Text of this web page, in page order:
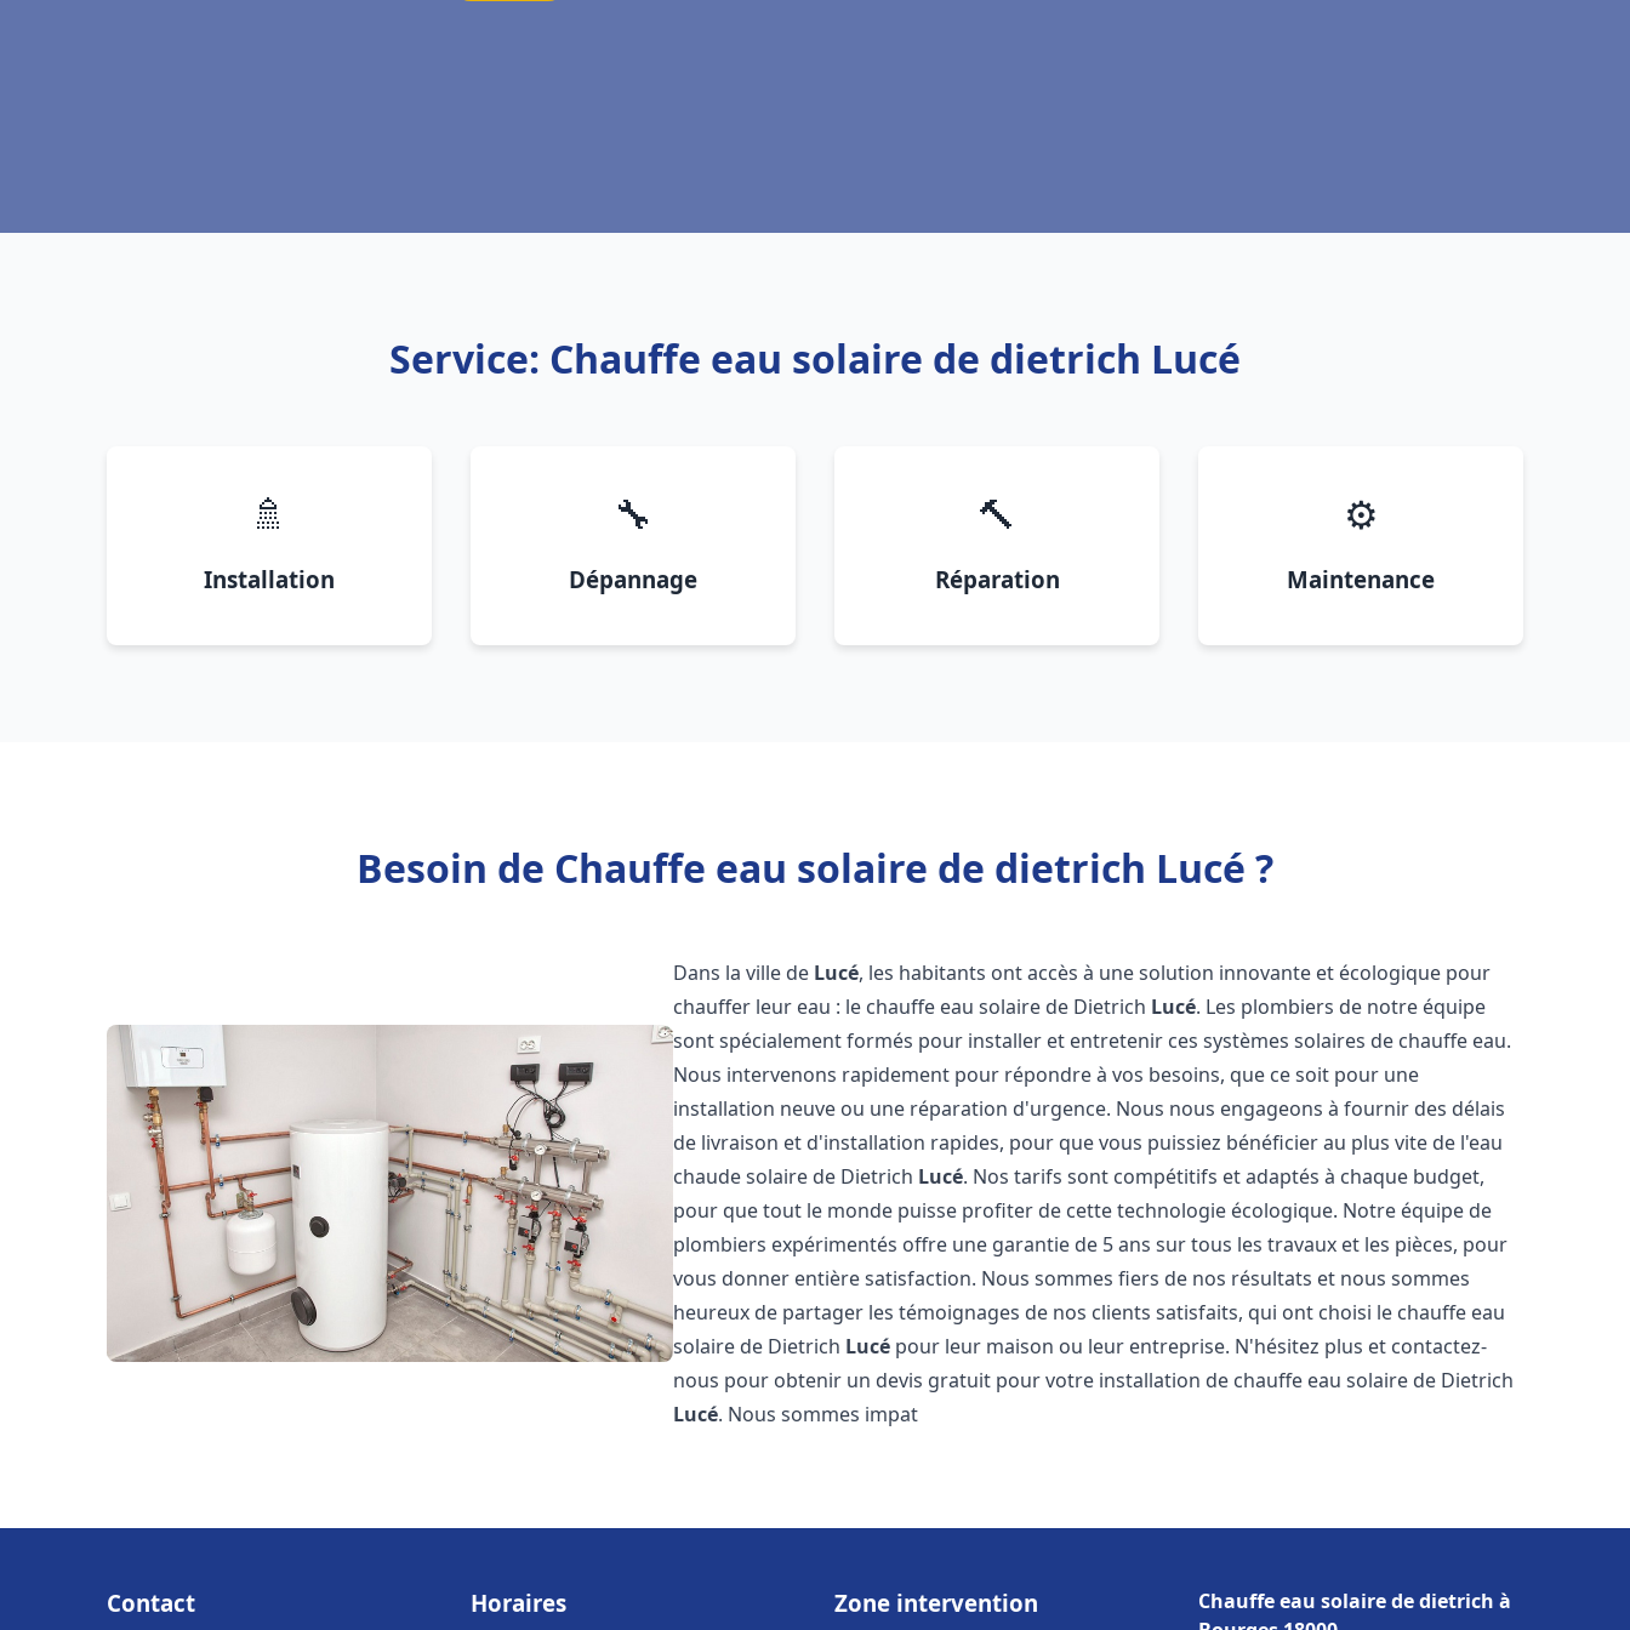
Service: Chauffe eau solaire de dietrich Lucé
🚿
Installation
🔧
Dépannage
🔨
Réparation
⚙️
Maintenance
Besoin de Chauffe eau solaire de dietrich Lucé ?
Dans la ville de Lucé, les habitants ont accès à une solution innovante et écologique pour
chauffer leur eau : le chauffe eau solaire de Dietrich Lucé. Les plombiers de notre équipe
sont spécialement formés pour installer et entretenir ces systèmes solaires de chauffe eau.
Nous intervenons rapidement pour répondre à vos besoins, que ce soit pour une
installation neuve ou une réparation d'urgence. Nous nous engageons à fournir des délais
de livraison et d'installation rapides, pour que vous puissiez bénéficier au plus vite de l'eau
chaude solaire de Dietrich Lucé. Nos tarifs sont compétitifs et adaptés à chaque budget,
pour que tout le monde puisse profiter de cette technologie écologique. Notre équipe de
plombiers expérimentés offre une garantie de 5 ans sur tous les travaux et les pièces, pour
vous donner entière satisfaction. Nous sommes fiers de nos résultats et nous sommes
heureux de partager les témoignages de nos clients satisfaits, qui ont choisi le chauffe eau
solaire de Dietrich Lucé pour leur maison ou leur entreprise. N'hésitez plus et contactez-
nous pour obtenir un devis gratuit pour votre installation de chauffe eau solaire de Dietrich
Lucé. Nous sommes impat
Contact Horaires Zone intervention
Chauffe eau solaire de dietrich à